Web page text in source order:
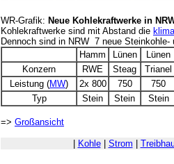
WR-Grafik: Neue Kohlekraftwerke in
Kohlekraftwerke sind mit Abstand die
Dennoch sind in NRW 7 neue
Hamm
Lünen Lünen
Konzern
RWE Steag Trianel
Leistung (MW) 2x 800 750 750
Typ
Stein Stein Stein
=> Großansicht
Kohle| Strom